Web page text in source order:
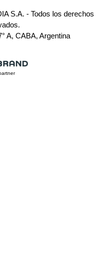
S.A. - Todos los derechos
A, CABA, Argentina